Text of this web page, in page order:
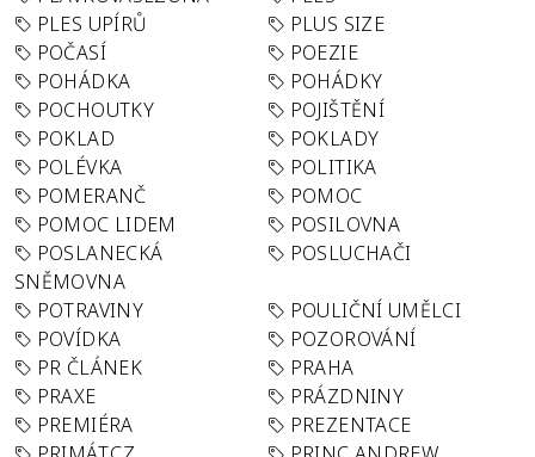
PLES UPÍRŮ
PLUS SIZE
POČASÍ
POEZIE
POHÁDKA
POHÁDKY
POCHOUTKY
POJIŠTĚNÍ
POKLAD
POKLADY
POLÉVKA
POLITIKA
POMERANČ
POMOC
POMOC LIDEM
POSILOVNA
POSLANECKÁ
SNĚMOVNA
POSLUCHAČI
POTRAVINY
POULIČNÍ UMĚLCI
POVÍDKA
POZOROVÁNÍ
PR ČLÁNEK
PRAHA
PRAXE
PRÁZDNINY
PREMIÉRA
PREZENTACE